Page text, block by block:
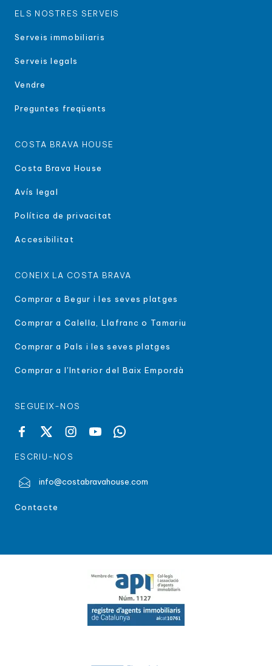
ELS NOSTRES SERVEIS
Serveis immobiliaris
Serveis legals
Vendre
Preguntes freqüents
COSTA BRAVA HOUSE
Costa Brava House
Avís legal
Política de privacitat
Accesibilitat
CONEIX LA COSTA BRAVA
Comprar a Begur i les seves platges
Comprar a Calella, Llafranc o Tamariu
Comprar a Pals i les seves platges
Comprar a l'Interior del Baix Empordà
SEGUEIX-NOS
ESCRIU-NOS
info@costabravahouse.com
Contacte